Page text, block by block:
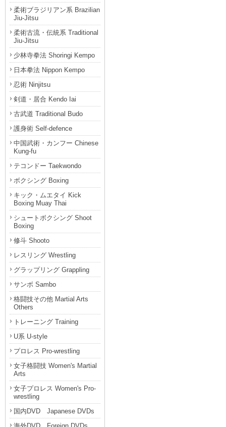
柔術ブラジリアン系 Brazilian
Jiu-Jitsu
柔術古流・伝統系 Traditional
Jiu-Jitsu
少林寺拳法 Shoringi Kempo
日本拳法 Nippon Kempo
忍術 Ninjitsu
剣道・居合 Kendo Iai
古武道 Traditional Budo
護身術 Self-defence
中国武術・カンフー Chinese
Kung-fu
テコンドー Taekwondo
ボクシング Boxing
キック・ムエタイ Kick
Boxing Muay Thai
シュートボクシング Shoot
Boxing
修斗 Shooto
レスリング Wrestling
グラップリング Grappling
サンボ Sambo
格闘技その他 Martial Arts
Others
トレーニング Training
U系 U-style
プロレス Pro-wrestling
女子格闘技 Women's Martial
Arts
女子プロレス Women's Pro-
wrestling
国内DVD Japanese DVDs